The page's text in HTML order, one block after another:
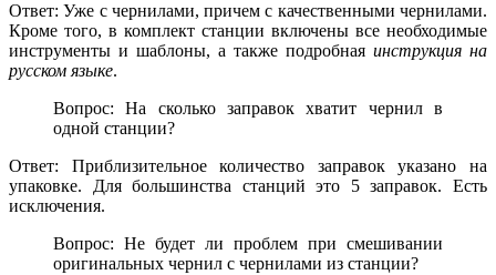
Ответ: Уже с чернилами, причем с качественными чернилами.
Кроме того, в комплект станции включены все необходимые
инструменты и шаблоны, а также подробная инструкция на
русском языке.
Вопрос: На сколько заправок хватит чернил в
одной станции?
Ответ: Приблизительное количество заправок указано на
упаковке. Для большинства станций это 5 заправок. Есть
исключения.
Вопрос: Не будет ли проблем при смешивании
оригинальных чернил с чернилами из станции?